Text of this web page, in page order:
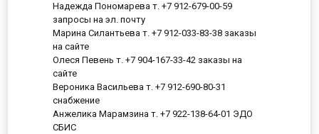
Надежда Пономарева т. +7 912-679-00-59
запросы на эл. почту
Марина Силантьева т. +7 912-033-83-38 заказы
на сайте
Олеся Певень т. +7 904-167-33-42 заказы на
сайте
Вероника Васильева т. +7 912-690-80-31
снабжение
Анжелика Марамзина т. +7 922-138-64-01 ЭДО
СБИС